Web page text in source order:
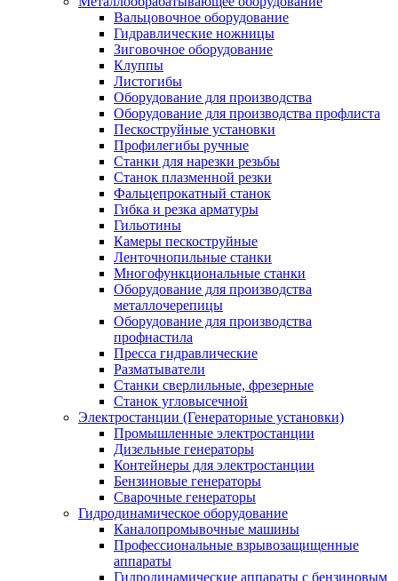
Вальцовочное оборудование
Гидравлические ножницы
Зиговочное оборудование
Клуппы
Листогибы
Оборудование для производства
Оборудование для производства профлиста
Пескоструйные установки
Профилегибы ручные
Станки для нарезки резьбы
Станок плазменной резки
Фальцепрокатный станок
Гибка и резка арматуры
Гильотины
Камеры пескоструйные
Ленточнопильные станки
Многофункциональные станки
Оборудование для производства
металлочерепицы
Оборудование для производства
профнастила
Пресса гидравлические
Разматыватели
Станки сверлильные, фрезерные
Станок угловысечной
Электростанции (Генераторные установки)
Промышленные электростанции
Дизельные генераторы
Контейнеры для электростанции
Бензиновые генераторы
Сварочные генераторы
Гидродинамическое оборудование
Каналопромывочные машины
Профессиональные взрывозащищенные
аппараты
Гидродинамические аппараты с бензиновым